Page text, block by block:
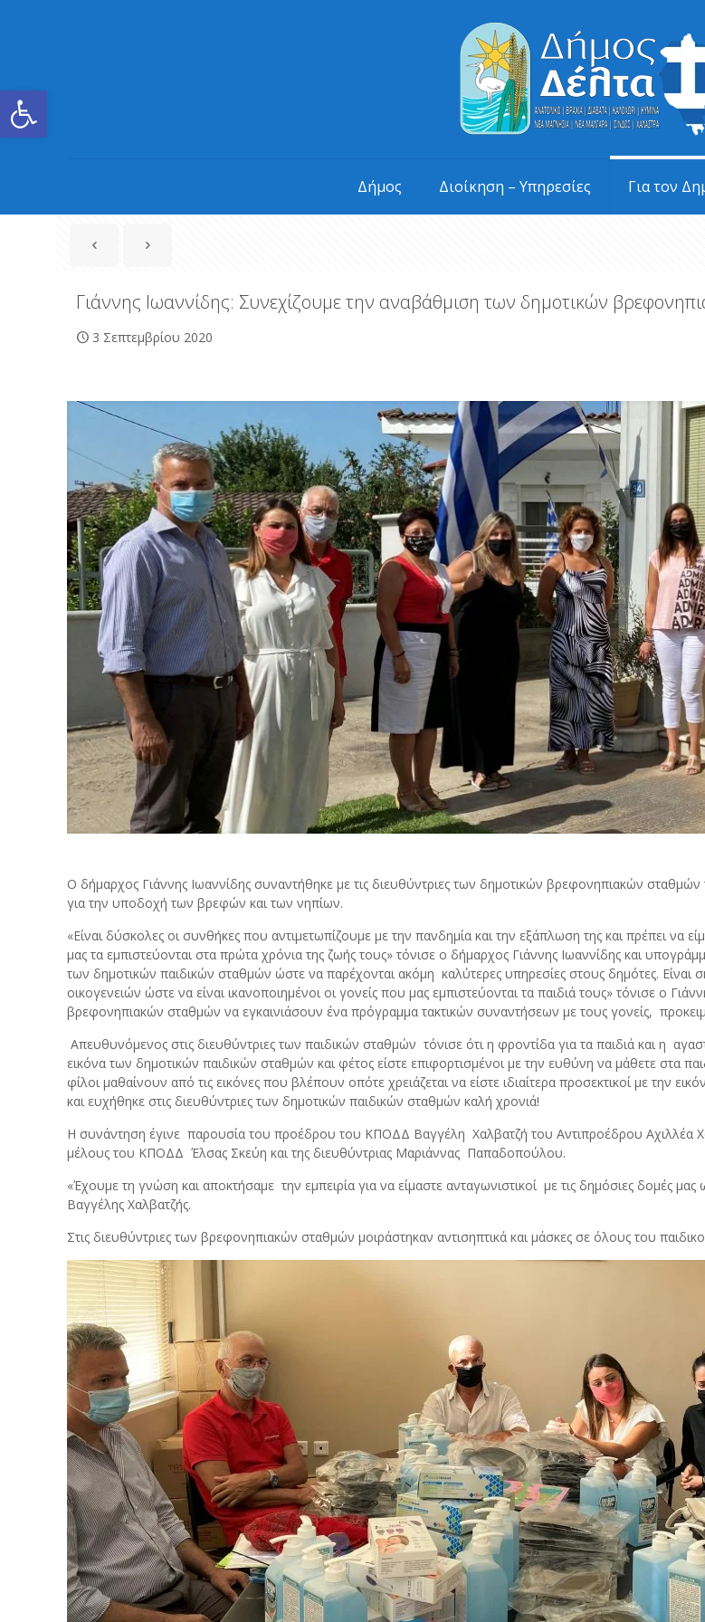
Ανοίξτε τη γραμμή εργαλείων
Δήμος Διοίκηση – Υπηρεσίες Για τον
Γιάννης Ιωαννίδης: Συνεχίζουμε την αναβάθμιση των δημοτικών
3 Σεπτεμβρίου 2020
Ο δήμαρχος Γιάννης Ιωαννίδης συναντήθηκε με τις διευθύντριες των δημοτικών βρεφονηπιακών
για την υποδοχή των βρεφών και των νηπίων.
«Είναι δύσκολες οι συνθήκες που αντιμετωπίζουμε με την πανδημία και την εξάπλωση της και πρέπει να
μας τα εμπιστεύονται στα πρώτα χρόνια της ζωής τους» τόνισε ο δήμαρχος Γιάννης Ιωαννίδης και
των δημοτικών παιδικών σταθμών ώστε να παρέχονται ακόμη καλύτερες υπηρεσίες στους δημότες. Είναι
οικογενειών ώστε να είναι ικανοποιημένοι οι γονείς που μας εμπιστεύονται τα παιδιά τους» τόνισε ο
βρεφονηπιακών σταθμών να εγκαινιάσουν ένα πρόγραμμα τακτικών συναντήσεων με τους γονείς,
Απευθυνόμενος στις διευθύντριες των παιδικών σταθμών τόνισε ότι η φροντίδα για τα παιδιά και η
εικόνα των δημοτικών παιδικών σταθμών και φέτος είστε επιφορτισμένοι με την ευθύνη να μάθετε στα
φίλοι μαθαίνουν από τις εικόνες που βλέπουν οπότε χρειάζεται να είστε ιδιαίτερα προσεκτικοί με την
και ευχήθηκε στις διευθύντριες των δημοτικών παιδικών σταθμών καλή χρονιά!
Η συνάντηση έγινε παρουσία του προέδρου του ΚΠΟΔΔ Βαγγέλη Χαλβατζή του Αντιπροέδρου
μέλους του ΚΠΟΔΔ Έλσας Σκεύη και της διευθύντριας Μαριάννας Παπαδοπούλου.
«Έχουμε τη γνώση και αποκτήσαμε την εμπειρία για να είμαστε ανταγωνιστικοί με τις δημόσιες δομές
Βαγγέλης Χαλβατζής.
Στις διευθύντριες των βρεφονηπιακών σταθμών μοιράστηκαν αντισηπτικά και μάσκες σε όλους του